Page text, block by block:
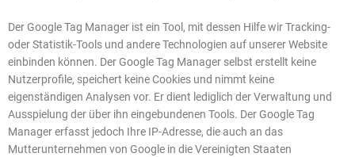
Der Google Tag Manager ist ein Tool, mit dessen Hilfe wir Tracking-
oder Statistik-Tools und andere Technologien auf unserer Website
einbinden können. Der Google Tag Manager selbst erstellt keine
Nutzerprofile, speichert keine Cookies und nimmt keine
eigenständigen Analysen vor. Er dient lediglich der Verwaltung und
Ausspielung der über ihn eingebundenen Tools. Der Google Tag
Manager erfasst jedoch Ihre IP-Adresse, die auch an das
Mutterunternehmen von Google in die Vereinigten Staaten